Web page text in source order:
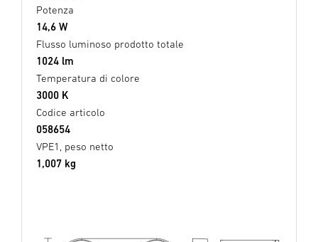
Potenza
14,6 W
Flusso luminoso prodotto totale
1024 lm
Temperatura di colore
3000 K
Codice articolo
058654
VPE1, peso netto
1,007 kg